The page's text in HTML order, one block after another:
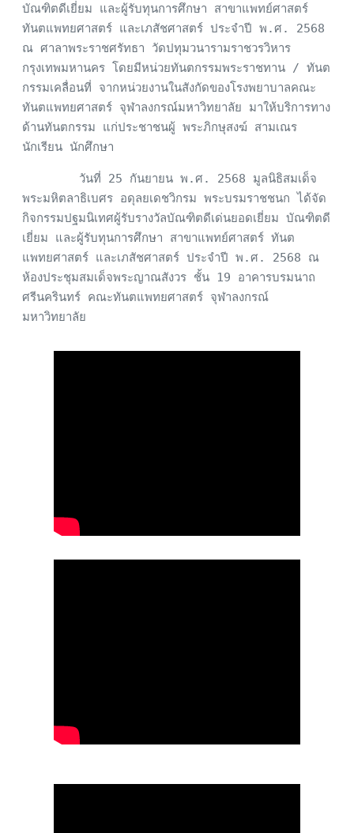
บัณฑิตดีเยี่ยม และผู้รับทุนการศึกษา สาขาแพทย์ศาสตร์
ทันตแพทยศาสตร์ และเภสัชศาสตร์ ประจำปี พ.ศ. 2568
ณ ศาลาพระราชศรัทธา วัดปทุมวนารามราชวรวิหาร
กรุงเทพมหานคร โดยมีหน่วยทันตกรรมพระราชทาน / ทันต
กรรมเคลื่อนที่ จากหน่วยงานในสังกัดของโรงพยาบาลคณะ
ทันตแพทยศาสตร์ จุฬาลงกรณ์มหาวิทยาลัย มาให้บริการทาง
ด้านทันตกรรม แก่ประชาชนผู้ พระภิกษุสงฆ์ สามเณร
นักเรียน นักศึกษา
พระมหิตลาธิเบศร อดุลยเดชวิกรม พระบรมราชชนก ได้จัด
กิจกรรมปฐมนิเทศผู้รับรางวัลบัณฑิตดีเด่นยอดเยี่ยม บัณฑิตดี
เยี่ยม และผู้รับทุนการศึกษา สาขาแพทย์ศาสตร์ ทันต
แพทยศาสตร์ และเภสัชศาสตร์ ประจำปี พ.ศ. 2568 ณ
ห้องประชุมสมเด็จพระญาณสังวร ชั้น 19 อาคารบรมนาถ
ศรีนครินทร์ คณะทันตแพทยศาสตร์ จุฬาลงกรณ์
มหาวิทยาลัย